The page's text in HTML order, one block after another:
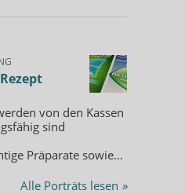
von den Kassen
sind
Präparate sowie...
Alle Porträts lesen »